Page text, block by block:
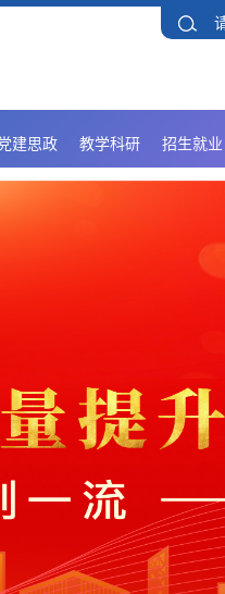
建思政 教学科研 招生就业